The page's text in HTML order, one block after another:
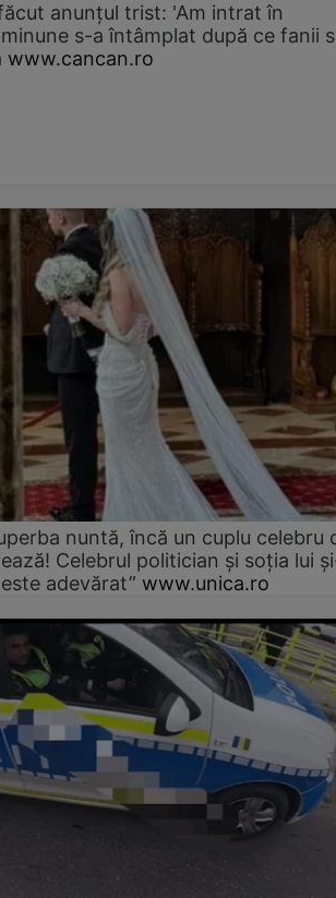
anunțul trist: 'Am intrat în
s-a întâmplat după ce fanii
www.cancan.ro
nuntă, încă un cuplu celebru
Celebrul politician și soția lui
adevărat” www.unica.ro